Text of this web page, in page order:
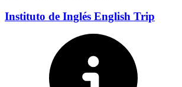
Instituto de Inglés English Trip